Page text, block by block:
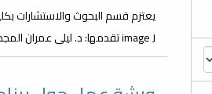
يعتزم قسم البحوث والاستشارات
image J تقدمها: د. ليلى عمران المجدوب ستعقد الورشة يومي الثلاثاء والأربعاء : 13،12-نوفمبر-2024م ولمدة ساعتين...